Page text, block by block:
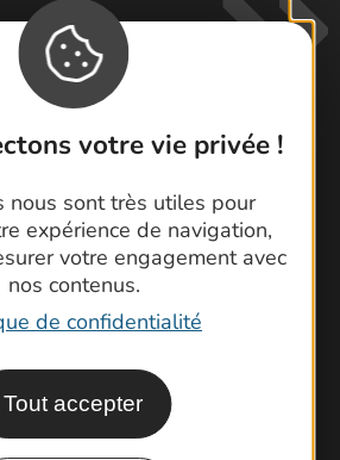
votre vie privée !
nous sont très utiles pour
expérience de navigation,
votre engagement avec
nos contenus.
de confidentialité
Tout accepter
Contactez-nous !
aux questions
Brochures
et Topoguides
Latitude Gard